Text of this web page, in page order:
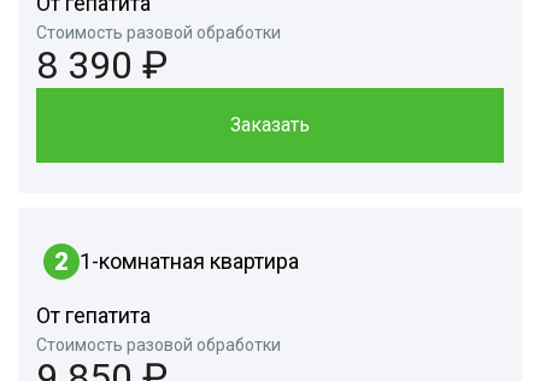
Стоимость разовой обработки
8 390 ₽
Заказать
2 1-комнатная квартира
От гепатита
Стоимость разовой обработки